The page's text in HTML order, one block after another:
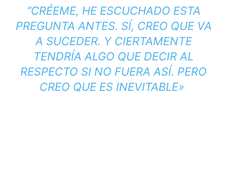
“CRÉEME, HE ESCUCHADO ESTA
PREGUNTA ANTES. SÍ, CREO QUE VA
A SUCEDER. Y CIERTAMENTE
TENDRÍA ALGO QUE DECIR AL
RESPECTO SI NO FUERA ASÍ. PERO
CREO QUE ES INEVITABLE»